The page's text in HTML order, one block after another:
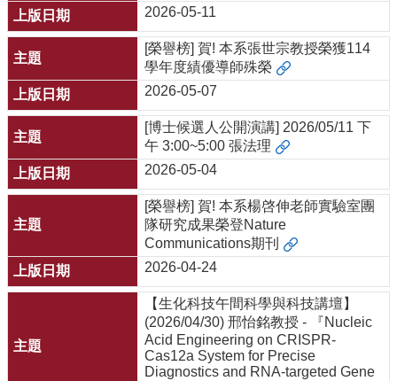
會
動
態
常
用
源
下
載
心
捐
款
2026-05-11
[榮譽榜] 賀! 本系張世宗教授榮獲114
學年度績優導師殊榮
2026-05-07
[博士候選人公開演講] 2026/05/11 下
午 3:00~5:00 張法理
2026-05-04
[榮譽榜] 賀! 本系楊啓伸老師實驗室團
隊研究成果榮登Nature
Communications期刊
2026-04-24
【生化科技午間科學與科技講壇】
(2026/04/30) 邢怡銘教授 - 『Nucleic
Acid Engineering on CRISPR-
Cas12a System for Precise
Diagnostics and RNA-targeted Gene